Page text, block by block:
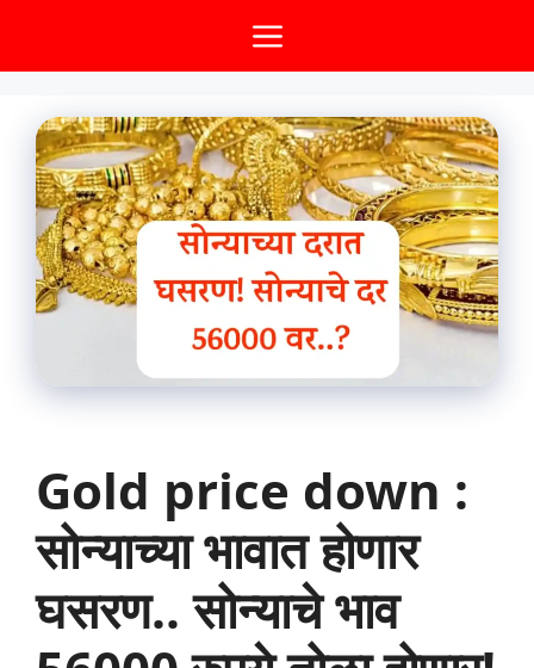
to
content
Menu
Gold price down :
सोन्याच्या भावात होणार
घसरण.. सोन्याचे भाव